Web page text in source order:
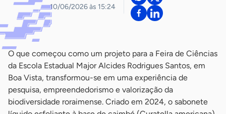
10/06/2026 às 15:24
O que começou como um projeto para a Feira de Ciências
da Escola Estadual Major Alcides Rodrigues Santos, em
Boa Vista, transformou-se em uma experiência de
pesquisa, empreendedorismo e valorização da
biodiversidade roraimense. Criado em 2024, o sabonete